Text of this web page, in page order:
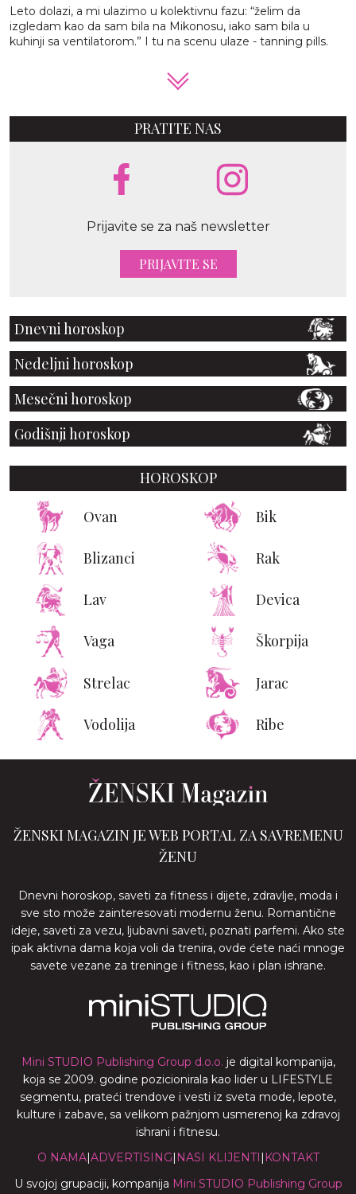
Leto dolazi, a mi ulazimo u kolektivnu fazu: “želim da
izgledam kao da sam bila na Mikonosu, iako sam bila u
kuhinji sa ventilatorom.” I tu na scenu ulaze - tanning pills.
PRATITE NAS
Prijavite se za naš newsletter
PRIJAVITE SE
Dnevni horoskop
Nedeljni horoskop
Mesečni horoskop
Godišnji horoskop
HOROSKOP
Ovan Bik
Blizanci Rak
Lav Devica
Vaga Škorpija
Strelac Jarac
Vodolija Ribe
ŽENSKI MAGAZIN JE WEB PORTAL ZA SAVREMENU
ŽENU
Dnevni horoskop, saveti za fitness i dijete, zdravlje, moda i
sve sto može zainteresovati modernu ženu. Romantične
ideje, saveti za vezu, ljubavni saveti, poznati parfemi. Ako ste
ipak aktivna dama koja voli da trenira, ovde ćete naći mnoge
savete vezane za treninge i fitness, kao i plan ishrane.
Mini STUDIO Publishing Group d.o.o. je digital kompanija,
koja se 2009. godine pozicionirala kao lider u LIFESTYLE
segmentu, prateći trendove i vesti iz sveta mode, lepote,
kulture i zabave, sa velikom pažnjom usmerenoj ka zdravoj
ishrani i fitnesu.
O NAMA|ADVERTISING| NASI KLIJENTI | KONTAKT
U svojoj grupaciji, kompanija Mini STUDIO Publishing Group